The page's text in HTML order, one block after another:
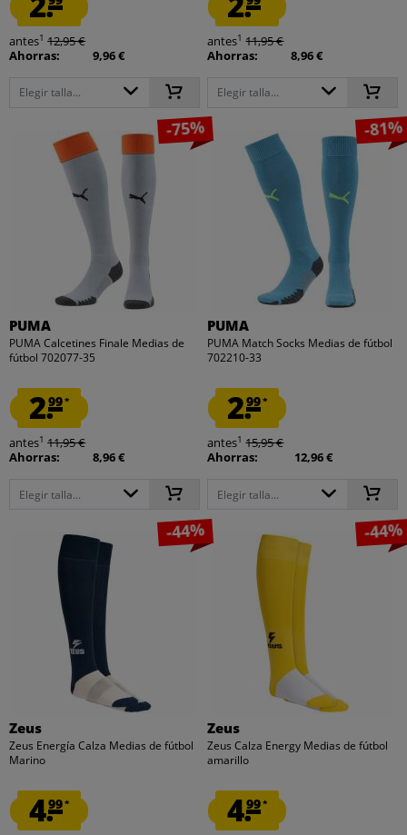
antes1 12,95 €
Ahorras:
9,96 €
Elegir talla...
antes1 11,95 €
Ahorras:
8,96 €
Elegir talla...
-75%
PUMA
PUMA Calcetines Finale Medias de
fútbol 702077-35
2.99*
antes1 11,95 €
Ahorras:
8,96 €
Elegir talla...
-81%
PUMA
PUMA Match Socks Medias de fútbol
702210-33
2.99*
antes1 15,95 €
Ahorras:
12,96 €
Elegir talla...
-44%
Zeus
Zeus Energía Calza Medias de fútbol
Marino
4.99*
-44%
Zeus
Zeus Calza Energy Medias de fútbol
amarillo
4.99*